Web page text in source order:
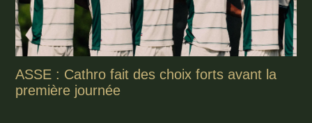
ASSE : Cathro fait des choix forts avant la
première journée